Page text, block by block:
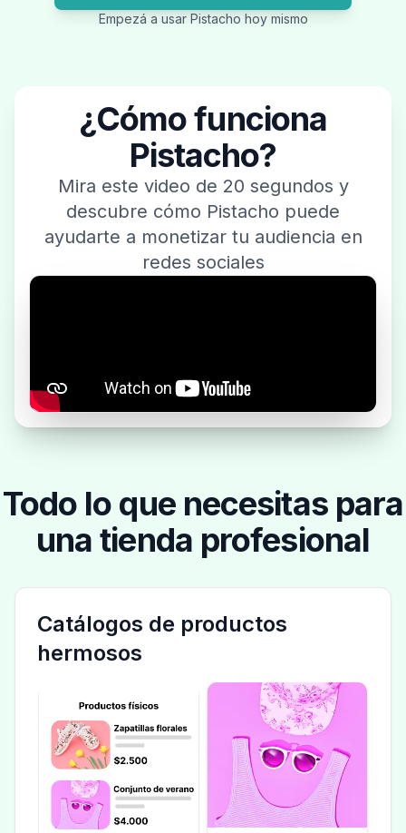
Empezá a usar Pistacho hoy mismo
¿Cómo funciona
Pistacho?
Mira este video de 20 segundos y
descubre cómo Pistacho puede
ayudarte a monetizar tu audiencia en
redes sociales
Todo lo que necesitas para
una tienda profesional
Catálogos de productos
hermosos